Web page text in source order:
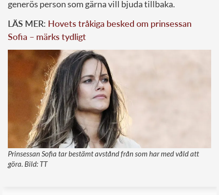
generös person som gärna vill bjuda tillbaka.
LÄS MER: Hovets tråkiga besked om prinsessan
Sofia – märks tydligt
Prinsessan Sofia tar bestämt avstånd från som har med våld att
göra. Bild: TT